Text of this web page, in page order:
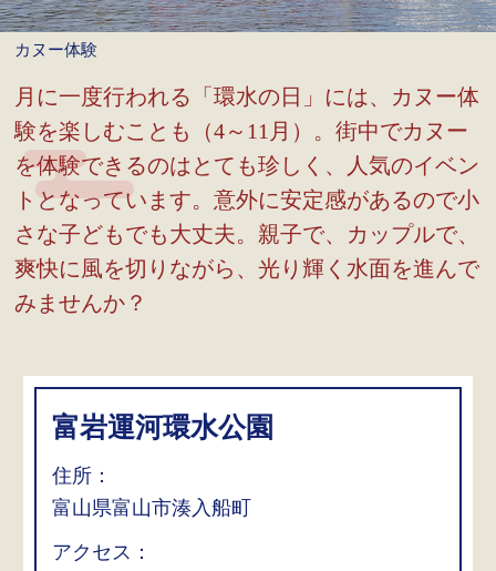
カヌー体験
月に一度行われる「環水の日」には、カヌー体
験を楽しむことも（4～11月）。街中でカヌー
を体験できるのはとても珍しく、人気のイベン
トとなっています。意外に安定感があるので小
さな子どもでも大丈夫。親子で、カップルで、
爽快に風を切りながら、光り輝く水面を進んで
みませんか？
富岩運河環水公園
住所：
富山県富山市湊入船町
アクセス：